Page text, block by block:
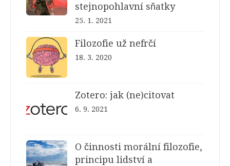
stejnopohlavní sňatky
25. 1. 2021
Filozofie už nefrčí
18. 3. 2020
Zotero: jak (ne)citovat
6. 9. 2021
O činnosti morální filozofie,
principu lidství a